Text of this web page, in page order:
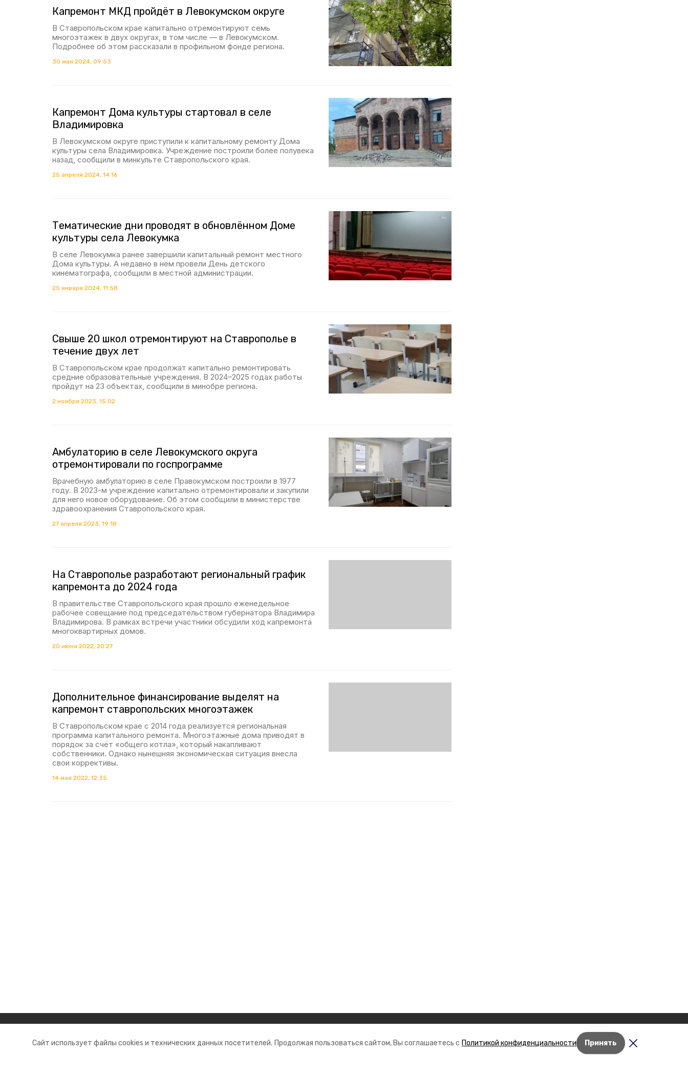
Сайт использует файлы cookies и технических данных посетителей. Продолжая пользоваться сайтом, Вы соглашаетесь с Политикой конфиденциальности Принять
Капремонт МКД пройдёт в Левокумском округе
В Ставропольском крае капитально отремонтируют семь
многоэтажек в двух округах, в том числе — в Левокумском.
Подробнее об этом рассказали в профильном фонде региона.
30 мая 2024, 09:53
Капремонт Дома культуры стартовал в селе
Владимировка
В Левокумском округе приступили к капитальному ремонту Дома
культуры села Владимировка. Учреждение построили более полувека
назад, сообщили в минкульте Ставропольского края.
25 апреля 2024, 14:16
Тематические дни проводят в обновлённом Доме
культуры села Левокумка
В селе Левокумка ранее завершили капитальный ремонт местного
Дома культуры. А недавно в нём провели День детского
кинематографа, сообщили в местной администрации.
25 января 2024, 11:58
Свыше 20 школ отремонтируют на Ставрополье в
течение двух лет
В Ставропольском крае продолжат капитально ремонтировать
средние образовательные учреждения. В 2024–2025 годах работы
пройдут на 23 объектах, сообщили в минобре региона.
2 ноября 2023, 15:02
Амбулаторию в селе Левокумского округа
отремонтировали по госпрограмме
Врачебную амбулаторию в селе Правокумском построили в 1977
году. В 2023-м учреждение капитально отремонтировали и закупили
для него новое оборудование. Об этом сообщили в министерстве
здравоохранения Ставропольского края.
27 апреля 2023, 19:18
На Ставрополье разработают региональный график
капремонта до 2024 года
В правительстве Ставропольского края прошло еженедельное
рабочее совещание под председательством губернатора Владимира
Владимирова. В рамках встречи участники обсудили ход капремонта
многоквартирных домов.
20 июня 2022, 20:27
Дополнительное финансирование выделят на
капремонт ставропольских многоэтажек
В Ставропольском крае с 2014 года реализуется региональная
программа капитального ремонта. Многоэтажные дома приводят в
порядок за счёт «общего котла», который накапливают
собственники. Однако нынешняя экономическая ситуация внесла
свои коррективы.
14 мая 2022, 12:35
Новости
Документы